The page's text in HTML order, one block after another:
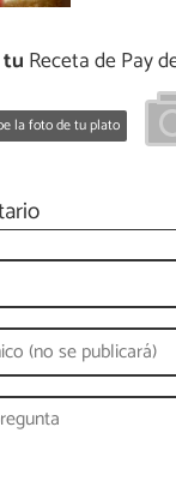
Receta de Pay
la foto de tu plato